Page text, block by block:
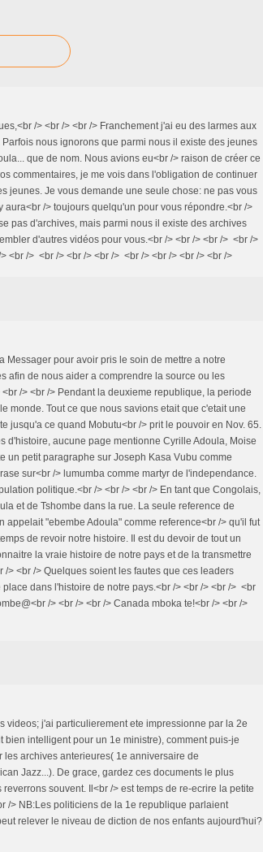
/> <br /> <br /> Franchement j'ai eu des larmes aux
nous ignorons que parmi nous il existe des jeunes
que de nom. Nous avions eu<br /> raison de créer ce
commentaires, je me vois dans l'obligation de continuer
jeunes. Je vous demande une seule chose: ne pas vous
aura<br /> toujours quelqu'un pour vous répondre.<br />
pas d'archives, mais parmi nous il existe des archives
d'autres vidéos pour vous.<br /> <br /> <br /> <br />
<br /> <br /> <br /> <br /> <br /> <br /> <br /> <br />
Messager pour avoir pris le soin de mettre a notre
afin de nous aider a comprendre la source ou les
/> <br /> Pendant la deuxieme republique, la periode
monde. Tout ce que nous savions etait que c'etait une
jusqu'a ce quand Mobutu<br /> prit le pouvoir en Nov. 65.
d'histoire, aucune page mentionne Cyrille Adoula, Moise
un petit paragraphe sur Joseph Kasa Vubu comme
sur<br /> lumumba comme martyr de l'independance.
politique.<br /> <br /> <br /> En tant que Congolais,
et de Tshombe dans la rue. La seule reference de
appelait "ebembe Adoula" comme reference<br /> qu'il fut
de revoir notre histoire. Il est du devoir de tout un
la vraie histoire de notre pays et de la transmettre
/> <br /> Quelques soient les fautes que ces leaders
dans l'histoire de notre pays.<br /> <br /> <br /> <br
/> <br /> <br /> Canada mboka te!<br /> <br />
videos; j'ai particulierement ete impressionne par la 2e
bien intelligent pour un 1e ministre), comment puis-je
les archives anterieures( 1e anniversaire de
Jazz...). De grace, gardez ces documents le plus
souvent. Il<br /> est temps de re-ecrire la petite
/> NB:Les politiciens de la 1e republique parlaient
relever le niveau de diction de nos enfants aujourd'hui?